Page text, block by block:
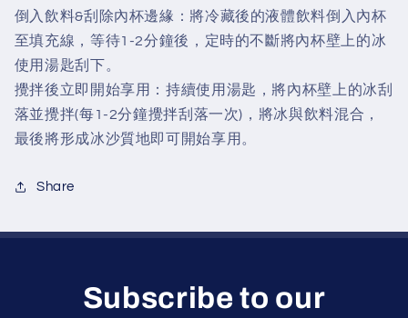
倒入飲料&刮除內杯邊緣：將冷藏後的液體飲料倒入內杯
至填充線，等待1-2分鐘後，定時的不斷將內杯壁上的冰
使用湯匙刮下。
攪拌後立即開始享用：持續使用湯匙，將內杯壁上的冰刮
落並攪拌(每1-2分鐘攪拌刮落一次)，將冰與飲料混合，
最後將形成冰沙質地即可開始享用。
Share
Subscribe to our